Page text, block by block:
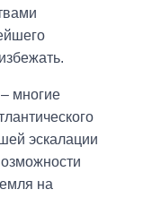
– многие
эскалации
на